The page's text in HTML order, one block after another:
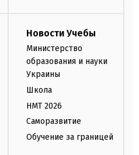
Новости Учебы
Министерство
образования и науки
Украины
Школа
НМТ 2026
Саморазвитие
Обучение за границей